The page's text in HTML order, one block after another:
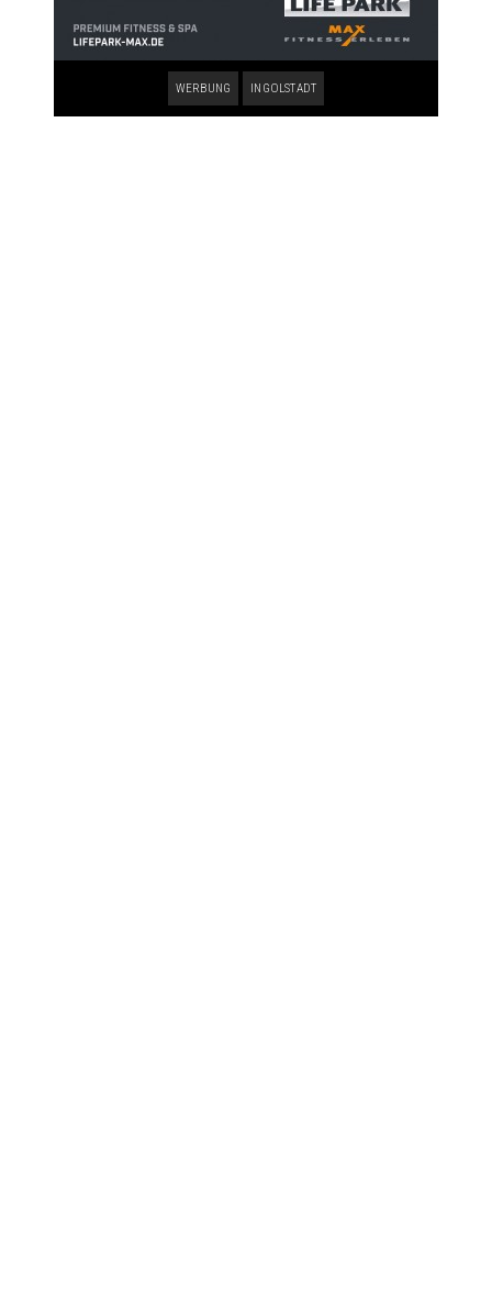
WERBUNG INGOLSTADT